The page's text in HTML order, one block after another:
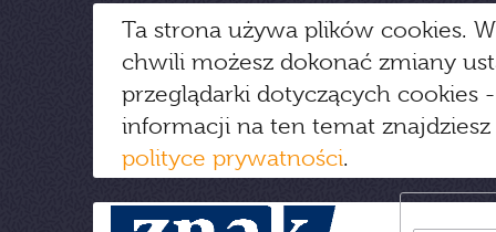
Ta strona używa plików cookies.
chwili możesz dokonać zmiany
przeglądarki dotyczących cookies
informacji na ten temat
polityce prywatności.